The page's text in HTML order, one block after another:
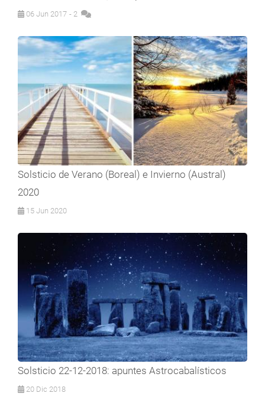
06 Jun 2017 - 2
Solsticio de Verano (Boreal) e Invierno (Austral)
2020
15 Jun 2020
Solsticio 22-12-2018: apuntes Astrocabalísticos
20 Dic 2018